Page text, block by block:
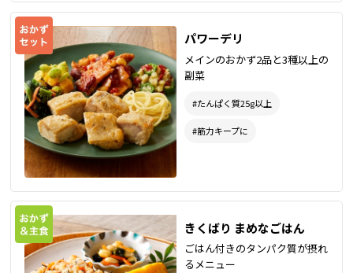
パワーデリ
メインのおかず2品と3種以上の
副菜
#たんぱく質25g以上
#筋力キープに
きくばり まめなごはん
ごはん付きのタンパク質が摂れ
るメニュー